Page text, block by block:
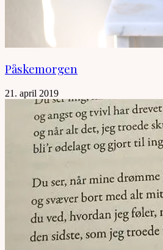
Påskemorgen
21. april 2019